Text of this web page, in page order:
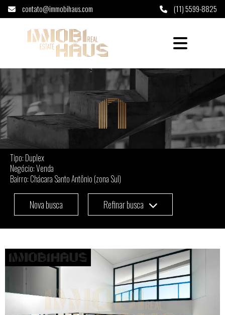
contato@immobihaus.com (11) 5599-8825
Duplex à venda em Chácara Santo Antônio
Tipo: Duplex
Negócio: Venda
Bairro: Chácara Santo Antônio (zona Sul)
Nova busca Refinar busca